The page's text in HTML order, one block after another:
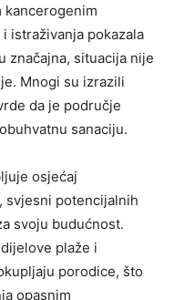
kancerogenim
istraživanja pokazala
značajna, situacija nije
Mnogi su izrazili
da je područje
sanaciju.
osjećaj
svjesni potencijalnih
svoju budućnost.
plaže i
porodice, što
opasnim